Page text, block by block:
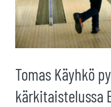
Tomas Käyhkö
kärkitaistelussa